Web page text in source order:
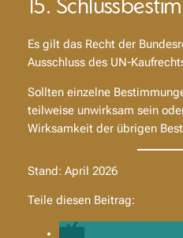
Es gilt das Recht der
Ausschluss des UN-
Sollten einzelne
teilweise unwirksam sein
Wirksamkeit der übrigen
Stand: April 2026
Teile diesen Beitrag: